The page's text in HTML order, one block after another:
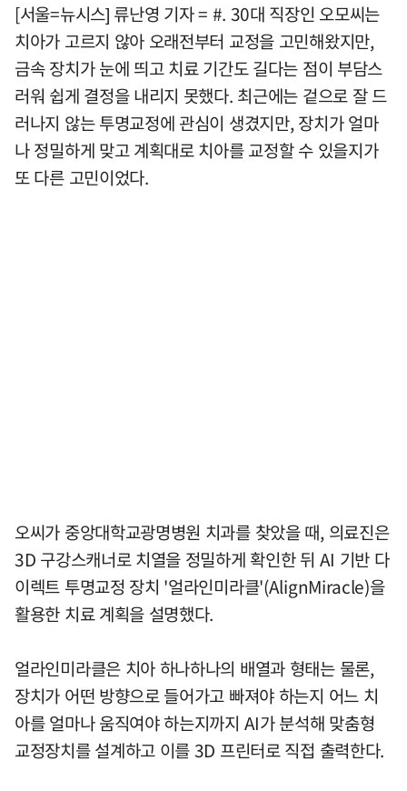
[서울=뉴시스] 류난영 기자 = #. 30대 직장인 오모씨는
치아가 고르지 않아 오래전부터 교정을 고민해왔지만,
금속 장치가 눈에 띄고 치료 기간도 길다는 점이 부담스
러워 쉽게 결정을 내리지 못했다. 최근에는 겉으로 잘 드
러나지 않는 투명교정에 관심이 생겼지만, 장치가 얼마
나 정밀하게 맞고 계획대로 치아를 교정할 수 있을지가
또 다른 고민이었다.
오씨가 중앙대학교광명병원 치과를 찾았을 때, 의료진은
3D 구강스캐너로 치열을 정밀하게 확인한 뒤 AI 기반 다
이렉트 투명교정 장치 '얼라인미라클'(AlignMiracle)을
활용한 치료 계획을 설명했다.
얼라인미라클은 치아 하나하나의 배열과 형태는 물론,
장치가 어떤 방향으로 들어가고 빠져야 하는지 어느 치
아를 얼마나 움직여야 하는지까지 AI가 분석해 맞춤형
교정장치를 설계하고 이를 3D 프린터로 직접 출력한다.